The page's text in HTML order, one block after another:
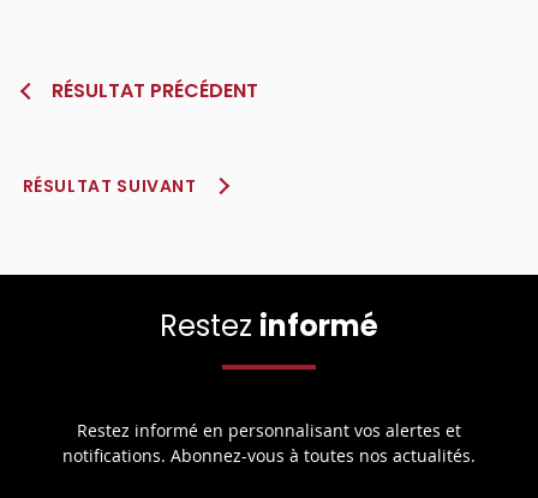
RÉSULTAT PRÉCÉDENT
RÉSULTAT SUIVANT
Restez informé
Restez informé en personnalisant vos alertes et
notifications. Abonnez-vous à toutes nos actualités.